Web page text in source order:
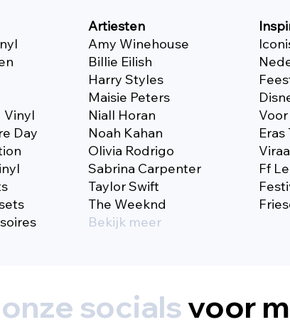
Vinyl
Day
Artiesten
Amy Winehouse
Billie Eilish
Harry Styles
Maisie Peters
Niall Horan
Noah Kahan
Olivia Rodrigo
Sabrina Carpenter
Taylor Swift
The Weeknd
Bekijk meer
Ff
socialsvoor